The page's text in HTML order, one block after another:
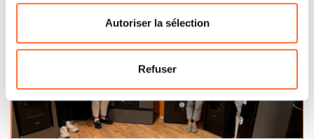
Autoriser la sélection
Refuser